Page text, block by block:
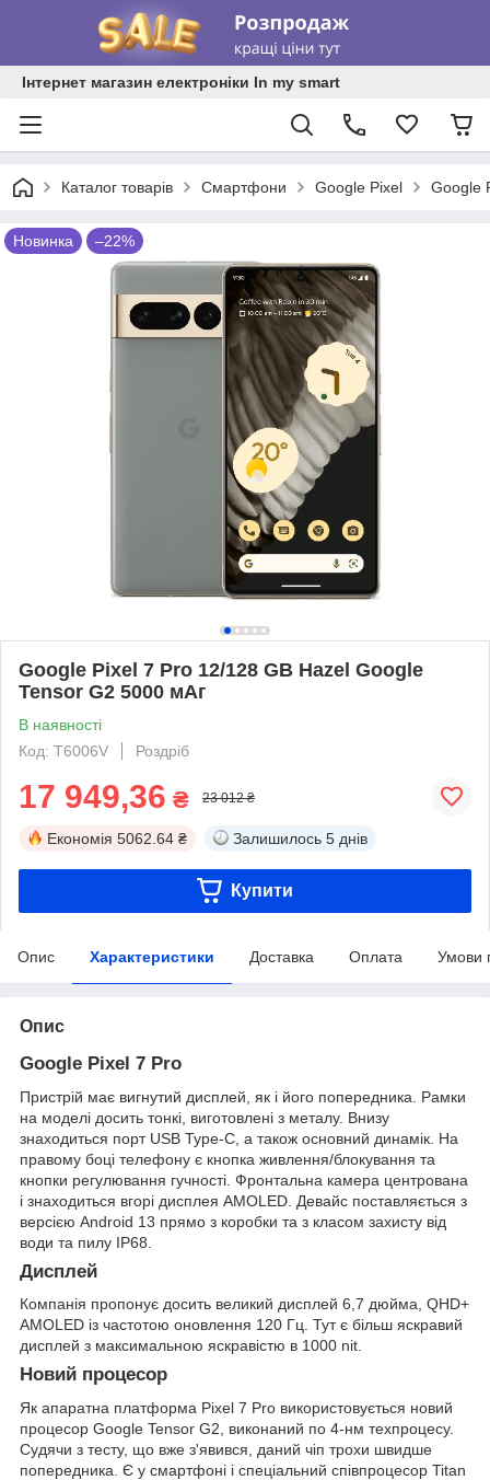
Інтернет магазин електроніки In my smart
Каталог товарів Смартфони Google Pixel Google
Новинка –22%
Google Pixel 7 Pro 12/128 GB Hazel Google
Tensor G2 5000 мАг
В наявності
Код: T6006V
Роздріб
17 949,36 ₴ 23 012 ₴
Економія 5062.64 ₴ Залишилось 5 днів
Купити
Опис Характеристики Доставка Оплата Умови
Опис
Google Pixel 7 Pro
Пристрій має вигнутий дисплей, як і його попередника. Рамки
на моделі досить тонкі, виготовлені з металу. Внизу
знаходиться порт USB Type-C, а також основний динамік. На
правому боці телефону є кнопка живлення/блокування та
кнопки регулювання гучності. Фронтальна камера центрована
і знаходиться вгорі дисплея AMOLED. Девайс поставляється з
версією Android 13 прямо з коробки та з класом захисту від
води та пилу IP68.
Дисплей
Компанія пропонує досить великий дисплей 6,7 дюйма, QHD+
AMOLED із частотою оновлення 120 Гц. Тут є більш яскравий
дисплей з максимальною яскравістю в 1000 nit.
Новий процесор
Як апаратна платформа Pixel 7 Pro використовується новий
процесор Google Tensor G2, виконаний по 4-нм техпроцесу.
Судячи з тесту, що вже з'явився, даний чіп трохи швидше
попередника. Є у смартфоні і спеціальний співпроцесор Titan